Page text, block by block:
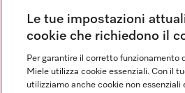
Condizioni Generali di Vendita
Privacy
Condizioni di Utilizzo
Dichiarazione di Accessibilità
Le tue impostazioni
cookie che richiedono il
Per garantire il corretto funzionamento
Miele utilizza cookie essenziali. Con il
utilizziamo anche cookie non essenziali